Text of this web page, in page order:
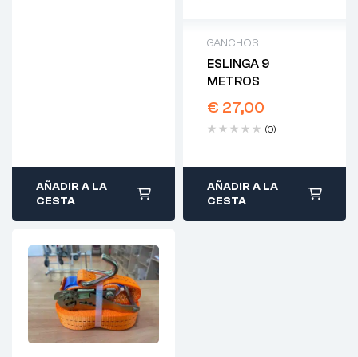
AÑADIR A LA
CESTA
GANCHOS
ESLINGA 9
METROS
€ 27,00
(0)
AÑADIR A LA
CESTA